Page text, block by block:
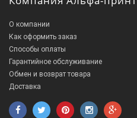
О компании
Как оформить заказ
Способы оплаты
Гарантийное обслуживание
Обмен и возврат товара
Доставка